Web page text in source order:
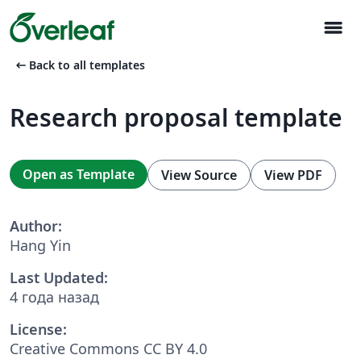
menu
arrow_left_alt Back to all templates
Research proposal template
Open as Template View Source View PDF
Author:
Hang Yin
Last Updated:
4 года назад
License:
Creative Commons CC BY 4.0